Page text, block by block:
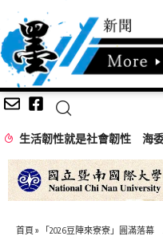
生活韌性就是社會韌性 海
首頁 » 「2026豆陣來寮寮」圓滿落幕